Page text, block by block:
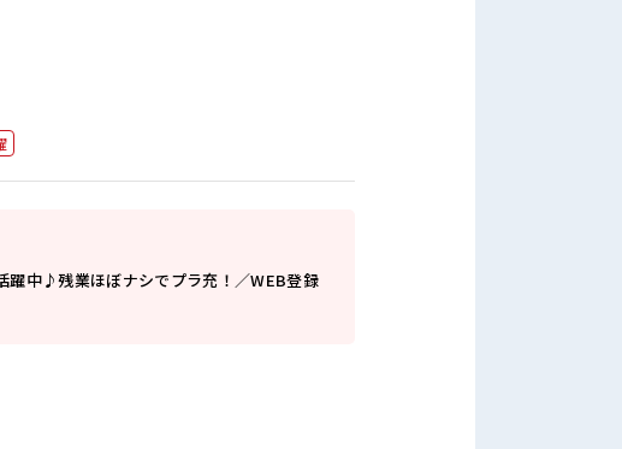
躍中♪残業ほぼナシでプラ充！／WEB登録